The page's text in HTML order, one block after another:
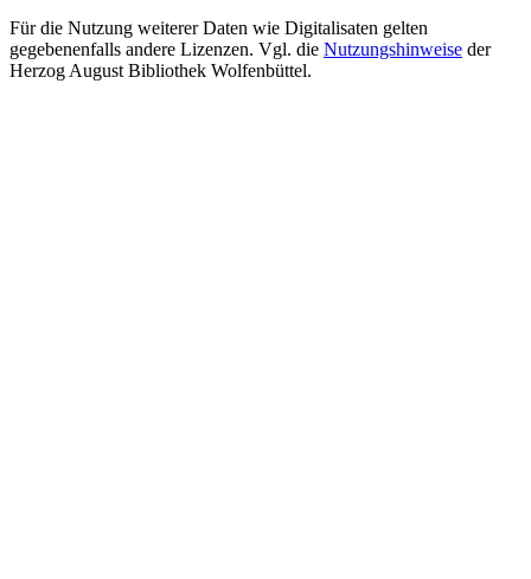
Für die Nutzung weiterer Daten wie Digitalisaten gelten
gegebenenfalls andere Lizenzen. Vgl. die Nutzungshinweise der
Herzog August Bibliothek Wolfenbüttel.